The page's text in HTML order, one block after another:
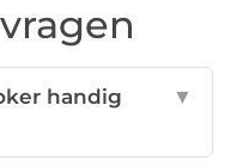
handig
▼